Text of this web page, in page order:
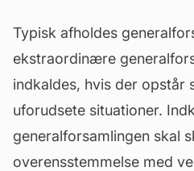
Typisk afholdes
ekstraordinære
indkaldes, hvis der opstår
uforudsete situationer.
generalforsamlingen skal
overensstemmelse med